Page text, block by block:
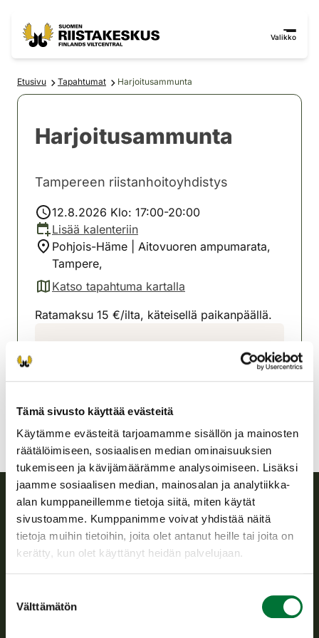
Tämä sivusto käyttää evästeitä
Käytämme evästeitä tarjoamamme sisällön ja mainosten
räätälöimiseen, sosiaalisen median ominaisuuksien
tukemiseen ja kävijämäärämme analysoimiseen. Lisäksi
jaamme sosiaalisen median, mainosalan ja analytiikka-
alan kumppaneillemme tietoja siitä, miten käytät
sivustoamme. Kumppanimme voivat yhdistää näitä
tietoja muihin tietoihin, joita olet antanut heille tai joita on
kerätty, kun olet käyttänyt heidän palvelujaan.
valinta
Välttämätön
Valikko
Etusivu Tapahtumat Harjoitusammunta
Harjoitusammunta
Tampereen riistanhoitoyhdistys
12.8.2026 Klo: 17:00-20:00
Lisää kalenteriin
Pohjois-Häme | Aitovuoren ampumarata,
Tampere,
Katso tapahtuma kartalla
(avautuu uuteen välilehteen)
Ratamaksu 15 €/ilta, käteisellä paikanpäällä.
tampere@rhy.riista.fi
Suomen riistakeskus
Suomen riistakeskus edistää kestävää riistataloutta, tukee
hallintotehtävistä.